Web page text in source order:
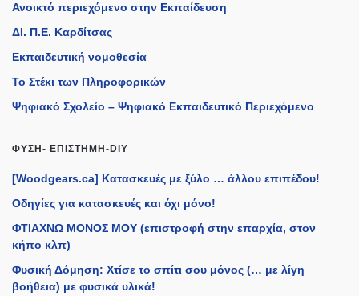
Ανοικτό περιεχόμενο στην Εκπαίδευση
ΔΙ. Π.Ε. Καρδίτσας
Εκπαιδευτική νομοθεσία
Το Στέκι των Πληροφορικών
Ψηφιακό Σχολείο – Ψηφιακό Εκπαιδευτικό Περιεχόμενο
ΦΎΣΗ- ΕΠΙΣΤΉΜΗ-DIY
[Woodgears.ca] Κατασκευές με ξύλο … άλλου επιπέδου!
Οδηγίες για κατασκευές και όχι μόνο!
ΦΤΙΑΧΝΩ ΜΟΝΟΣ ΜΟΥ (επιστροφή στην επαρχία, στον
κήπο κλπ)
Φυσική Δόμηση: Χτίσε το σπίτι σου μόνος (… με λίγη
βοήθεια) με φυσικά υλικά!